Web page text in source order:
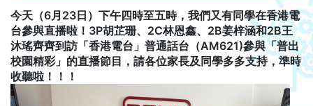
今天（6月23日）下午四時至五時，我們又有同學在香港電
台參與直播啦！3P胡芷珊、2C林恩鑫、2B姜梓涵和2B王
沐瑤齊齊到訪「香港電台」普通話台（AM621)參與「普出
校園精彩」的直播節目，請各位家長及同學多多支持，準時
收聽啦！！！